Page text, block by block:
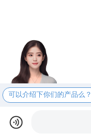
可以介绍下你们的产品么？